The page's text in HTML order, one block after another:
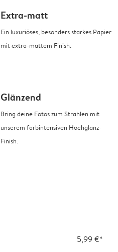
Extra-matt
Ein luxuriöses, besonders starkes Papier
mit extra-mattem Finish.
Glänzend
Bring deine Fotos zum Strahlen mit
unserem farbintensiven Hochglanz-
Finish.
5,99 €*